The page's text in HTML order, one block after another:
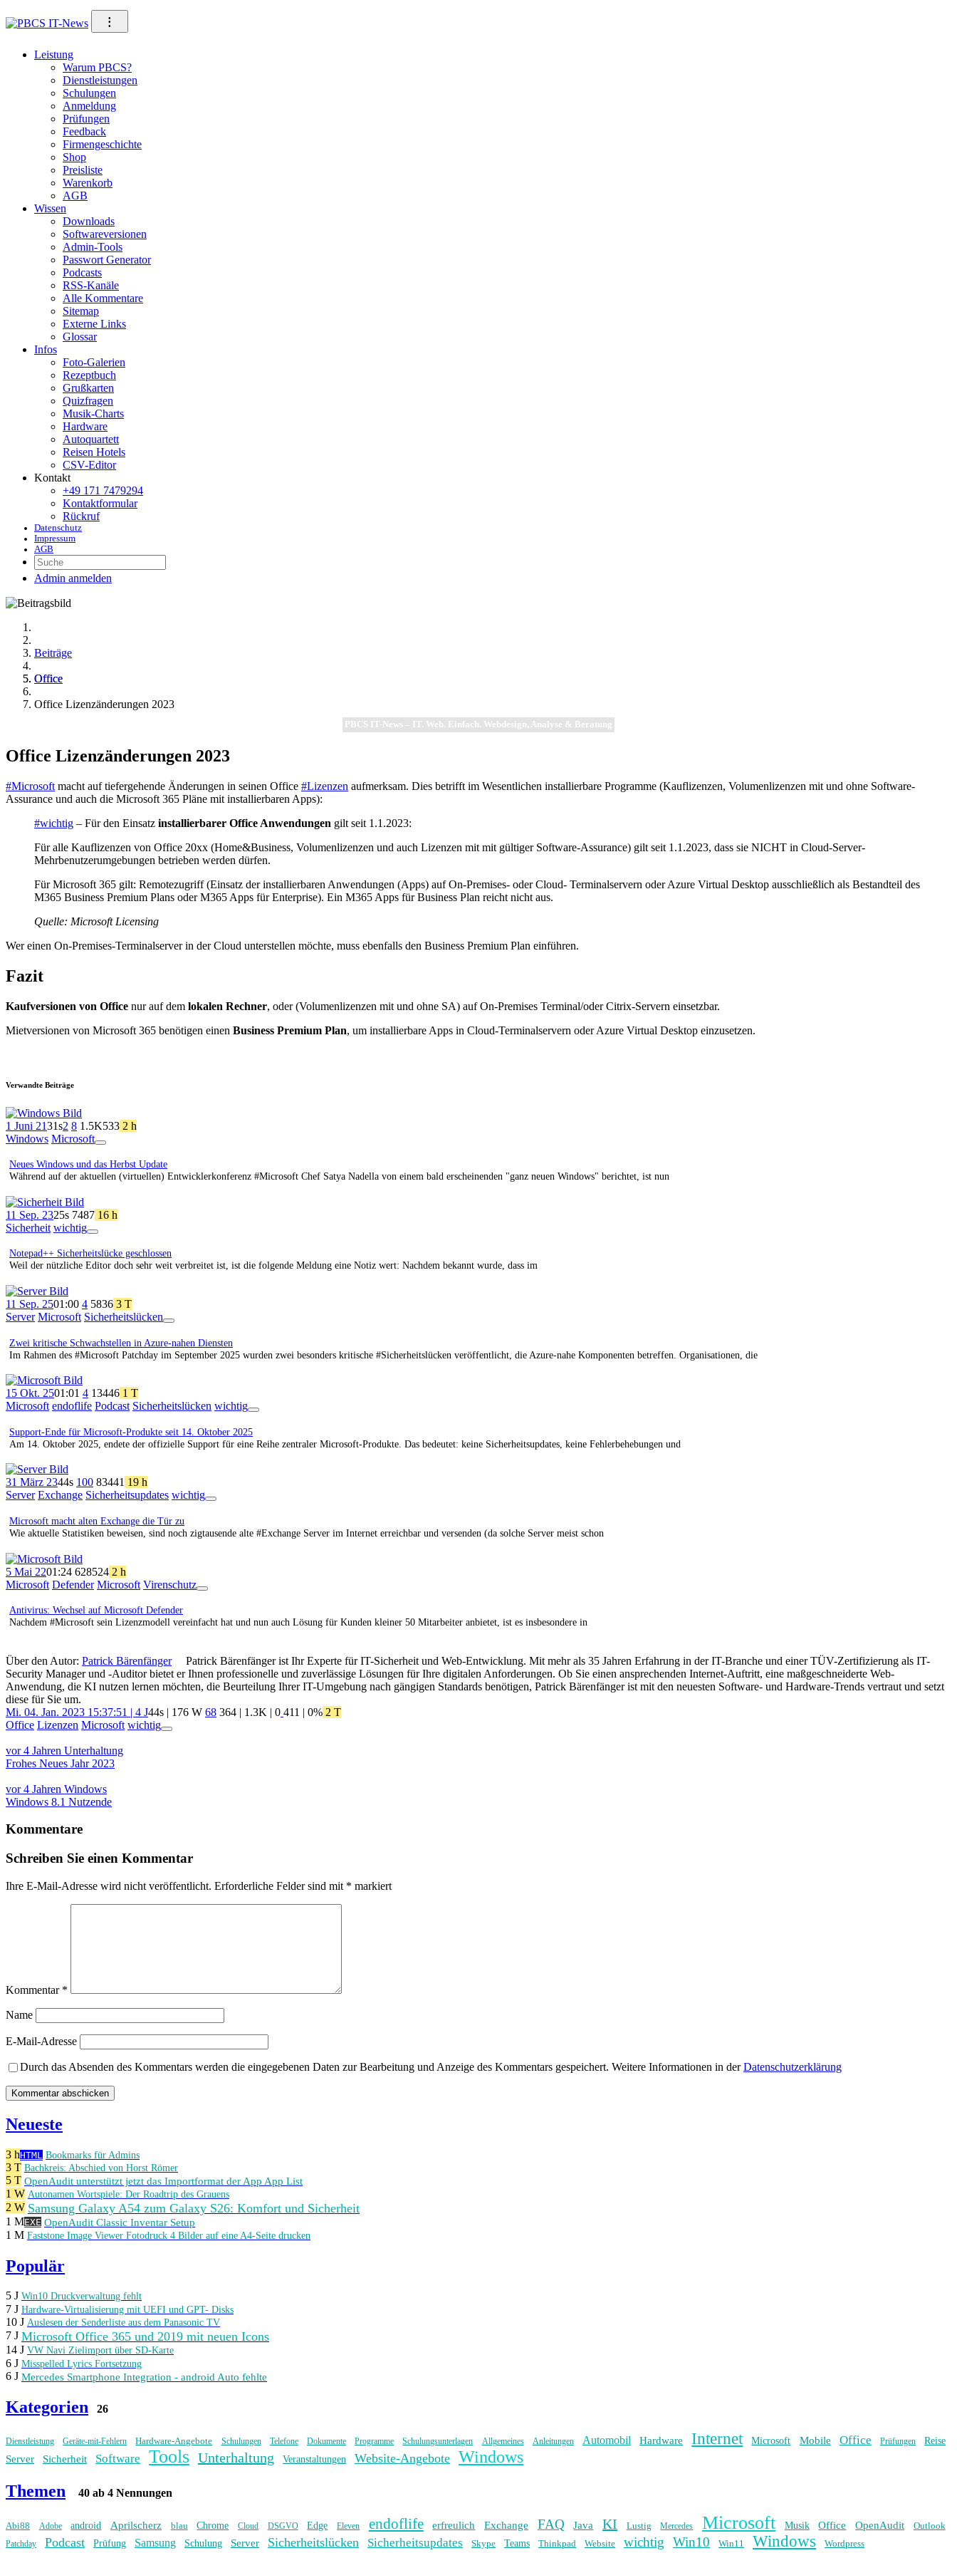
zum
⁝
Leistung
Warum PBCS?
Dienstleistungen
Schulungen
Anmeldung
Prüfungen
Feedback
Firmengeschichte
Shop
Preisliste
Warenkorb
AGB
Wissen
Downloads
Softwareversionen
Admin-Tools
Passwort Generator
Podcasts
RSS-Kanäle
Alle Kommentare
Sitemap
Externe Links
Glossar
Infos
Foto-Galerien
Rezeptbuch
Grußkarten
Quizfragen
Musik-Charts
Hardware
Autoquartett
Reisen Hotels
CSV-Editor
Kontakt
+49 171 7479294
Kontaktformular
Rückruf
Datenschutz
Impressum
AGB
Admin anmelden
Beiträge
Office
Office Lizenzänderungen 2023
PBCS IT-News – IT. Web. Einfach. Webdesign, Analyse & Beratung
Office Lizenzänderungen 2023
#Microsoft macht auf tiefergehende Änderungen in seinen Office #Lizenzen aufmerksam. Dies betrifft im Wesentlichen installierbare Programme (Kauflizenzen, Volumenlizenzen mit und ohne Software-
Assurance und auch die Microsoft 365 Pläne mit installierbaren Apps):
#wichtig – Für den Einsatz installierbarer Office Anwendungen gilt seit 1.1.2023:
Für alle Kauflizenzen von Office 20xx (Home&Business, Volumenlizenzen und auch Lizenzen mit mit gültiger Software-Assurance) gilt seit 1.1.2023, dass sie NICHT in Cloud-Server-
Mehrbenutzerumgebungen betrieben werden dürfen.
Für Microsoft 365 gilt: Remotezugriff (Einsatz der installierbaren Anwendungen (Apps) auf On-Premises- oder Cloud- Terminalservern oder Azure Virtual Desktop ausschließlich als Bestandteil des
M365 Business Premium Plans oder M365 Apps für Enterprise). Ein M365 Apps für Business Plan reicht nicht aus.
Quelle: Microsoft Licensing
Wer einen On-Premises-Terminalserver in der Cloud unterstellen möchte, muss ebenfalls den Business Premium Plan einführen.
Fazit
Kaufversionen von Office nur auf dem lokalen Rechner, oder (Volumenlizenzen mit und ohne SA) auf On-Premises Terminal/oder Citrix-Servern einsetzbar.
Mietversionen von Microsoft 365 benötigen einen Business Premium Plan, um installierbare Apps in Cloud-Terminalservern oder Azure Virtual Desktop einzusetzen.
Verwandte Beiträge
1 Juni 2131s2 8 1.5K533 2 h
Windows Microsoft
App
Neues Windows und das Herbst Update
Während auf der aktuellen (virtuellen) Entwicklerkonferenz #Microsoft Chef Satya Nadella von einem bald erscheinenden "ganz neuen Windows" berichtet, ist nun
11 Sep. 2325s 7487 16 h
Sicherheit wichtig
App
Notepad++ Sicherheitslücke geschlossen
Weil der nützliche Editor doch sehr weit verbreitet ist, ist die folgende Meldung eine Notiz wert: Nachdem bekannt wurde, dass im
11 Sep. 2501:00 4 5836 3 T
Server Microsoft Sicherheitslücken
App
Zwei kritische Schwachstellen in Azure-nahen Diensten
Im Rahmen des #Microsoft Patchday im September 2025 wurden zwei besonders kritische #Sicherheitslücken veröffentlicht, die Azure-nahe Komponenten betreffen. Organisationen, die
15 Okt. 2501:01 4 13446 1 T
Microsoft endoflife Podcast Sicherheitslücken wichtig
App
Support-Ende für Microsoft-Produkte seit 14. Oktober 2025
Am 14. Oktober 2025, endete der offizielle Support für eine Reihe zentraler Microsoft-Produkte. Das bedeutet: keine Sicherheitsupdates, keine Fehlerbehebungen und
31 März 2344s 100 83441 19 h
Server Exchange Sicherheitsupdates wichtig
App
Microsoft macht alten Exchange die Tür zu
Wie aktuelle Statistiken beweisen, sind noch zigtausende alte #Exchange Server im Internet erreichbar und versenden (da solche Server meist schon
5 Mai 2201:24 628524 2 h
Microsoft Defender Microsoft Virenschutz
App
Antivirus: Wechsel auf Microsoft Defender
Nachdem #Microsoft sein Lizenzmodell vereinfacht hat und nun auch Lösung für Kunden kleiner 50 Mitarbeiter anbietet, ist es insbesondere in
Über den Autor: Patrick Bärenfänger
Patrick Bärenfänger ist Ihr Experte für IT-Sicherheit und Web-Entwicklung. Mit mehr als 35 Jahren Erfahrung in der IT-Branche und einer TÜV-Zertifizierung als IT-
Security Manager und -Auditor bietet er Ihnen professionelle und zuverlässige Lösungen für Ihre digitalen Anforderungen. Ob Sie einen ansprechenden Internet-Auftritt, eine maßgeschneiderte Web-
Anwendung, die KI nutzen lernen möchten, die Beurteilung Ihrer IT-Umgebung nach gängigen Standards benötigen, Patrick Bärenfänger ist mit den neuesten Software- und Hardware-Trends vertraut und setzt
diese für Sie um.
Mi. 04. Jan. 2023 15:37:51 | 4 J44s | 176 W 68 364 | 1.3K | 0 411 | 0% 2 T
Office Lizenzen Microsoft wichtig
App
vor 4 Jahren Unterhaltung
Frohes Neues Jahr 2023
vor 4 Jahren Windows
Windows 8.1 Nutzende
Kommentare
Schreiben Sie einen Kommentar
Ihre E-Mail-Adresse wird nicht veröffentlicht. Erforderliche Felder sind mit * markiert
Kommentar *
Name
E-Mail-Adresse
Durch das Absenden des Kommentars werden die eingegebenen Daten zur Bearbeitung und Anzeige des Kommentars gespeichert. Weitere Informationen in derDatenschutzerklärung
Neueste
3 hHTML Bookmarks für Admins
3 T Bachkreis: Abschied von Horst Römer
5 T OpenAudit unterstützt jetzt das Importformat der App App List
1 W Autonamen Wortspiele: Der Roadtrip des Grauens
2 W Samsung Galaxy A54 zum Galaxy S26: Komfort und Sicherheit
1 MEXE OpenAudit Classic Inventar Setup
1 M Faststone Image Viewer Fotodruck 4 Bilder auf eine A4-Seite drucken
Populär
5 J Win10 Druckverwaltung fehlt
7 J Hardware-Virtualisierung mit UEFI und GPT- Disks
10 J Auslesen der Senderliste aus dem Panasonic TV
7 J Microsoft Office 365 und 2019 mit neuen Icons
14 J VW Navi Zielimport über SD-Karte
6 J Misspelled Lyrics Fortsetzung
6 J Mercedes Smartphone Integration - android Auto fehlte
Kategorien 26
Dienstleistung Geräte-mit-Fehlern Hardware-Angebote Schulungen Telefone Dokumente Programme Schulungsunterlagen Allgemeines Anleitungen Automobil Hardware Internet Microsoft Mobile Office Prüfungen Reise
Server Sicherheit Software Tools Unterhaltung Veranstaltungen Website-Angebote Windows
Themen
40 ab 4 Nennungen
Abi88 Adobe android Aprilscherz blau Chrome Cloud DSGVO Edge Eleven endoflife erfreulich Exchange FAQ Java KI Lustig Mercedes Microsoft Musik Office OpenAudit Outlook
Patchday Podcast Prüfung Samsung Schulung Server Sicherheitslücken Sicherheitsupdates Skype Teams Thinkpad Website wichtig Win10 Win11 Windows Wordpress